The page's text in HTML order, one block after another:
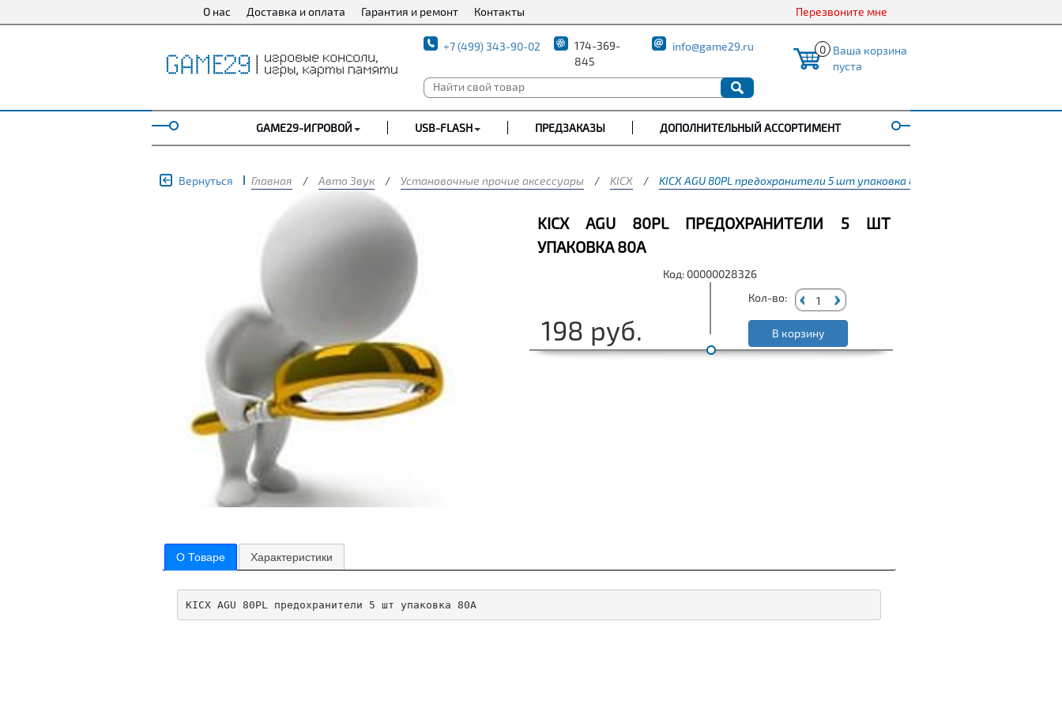
О нас Доставка и оплата Гарантия и ремонт Контакты Перезвоните мне
+7 (499) 343-90-02
174-369-
845
info@game29.ru 0 Ваша корзина
пуста
GAME29-ИГРОВОЙ USB-FLASH ПРЕДЗАКАЗЫ ДОПОЛНИТЕЛЬНЫЙ АССОРТИМЕНТ
Вернуться Главная / Авто Звук / Установочные прочие аксессуары / KICX / KICX AGU 80PL предохранители 5 шт упаковка 80А
KICX AGU 80PL ПРЕДОХРАНИТЕЛИ 5 ШТ
УПАКОВКА 80А
Код: 00000028326
198 руб.
Кол-во:
В корзину
О Товаре Характеристики
KICX AGU 80PL предохранители 5 шт упаковка 80А